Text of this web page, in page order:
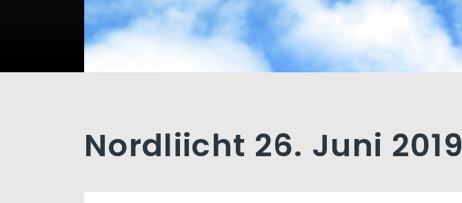
Nordliicht 26. Juni 2019